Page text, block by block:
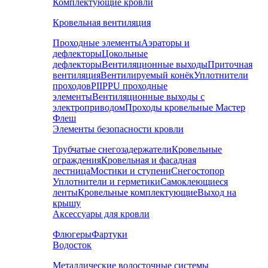
Комплектующие кровли
Кровельная вентиляция
Проходные элементыАэраторы и
дефлекторыЦокольные
дефлекторыВентиляционные выходыПриточная
вентиляцияВентилируемый конёкУплотнители
проходовPIIPPU проходные
элементыВентиляционные выходы с
электроприводомПроходы кровельные Мастер
Флеш
Элементы безопасности кровли
Трубчатые снегозадержателиКровельные
огражденияКровельная и фасадная
лестницаМостики и ступениСнегостопор
Уплотнители и герметикиСамоклеющиеся
лентыКровельные комплектующиеВыход на
крышу
Аксессуары для кровли
ФлюгерыФартуки
Водосток
Металлические водосточные системы